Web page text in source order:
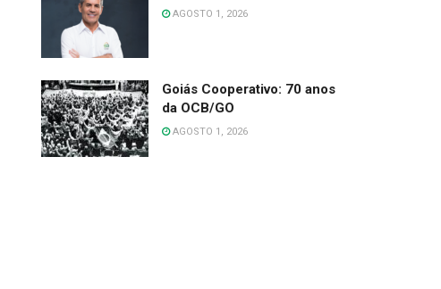
AGOSTO 1, 2026
Goiás Cooperativo: 70 anos
da OCB/GO
AGOSTO 1, 2026